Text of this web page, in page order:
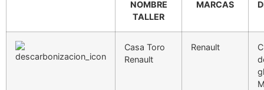
NOMBRE
TALLER
MARCAS
Casa Toro
Renault
Renault